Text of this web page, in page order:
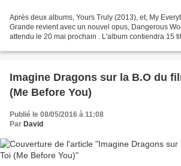
Après deux albums, Yours Truly (2013), et, My
Grande revient avec un nouvel opus, Dangerous
attendu le 20 mai prochain . L'album contiendra 15
Imagine Dragons sur la B.O du
(Me Before You)
Publié le 08/05/2016 à 11:08
Par David